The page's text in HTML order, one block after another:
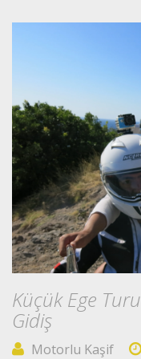
Küçük Ege
Gidiş
Motorlu Kaşif